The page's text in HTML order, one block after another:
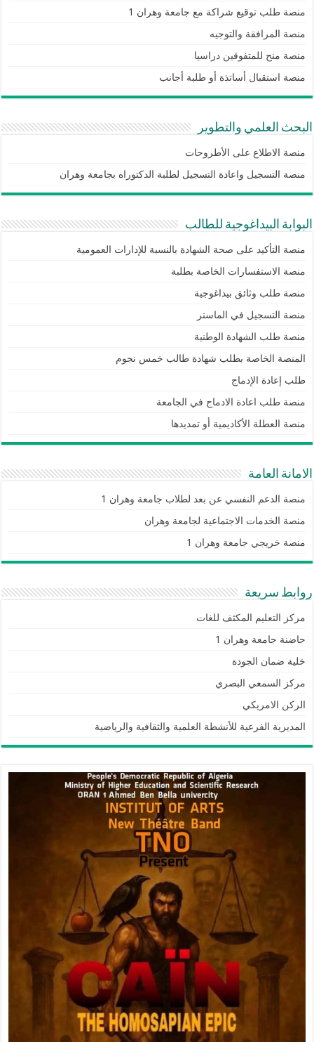
منصة طلب توقيع شراكة مع جامعة وهران 1
منصة المرافقة والتوجيه
منصة منح للمتفوقين دراسيا
منصة استقبال أساتذة أو طلبة أجانب
البحث العلمي والتطوير
منصة الاطلاع على الأطروحات
منصة التسجيل واعادة التسجيل لطلبة الدكتوراه بجامعة وهران
البوابة البيداغوجية للطالب
منصة التأكيد على صحة الشهادة بالنسبة للإدارات العمومية
منصة الاستفسارات الخاصة بطلبة
منصة طلب وثائق بيداغوجية
منصة التسجيل في الماستر
منصة طلب الشهادة الوطنية
المنصة الخاصة بطلب شهادة طالب خمس نجوم
طلب إعادة الإدماج
منصة طلب اعادة الادماج في الجامعة
منصة العطلة الأكاديمية أو تمديدها
الامانة العامة
منصة الدعم النفسي عن بعد لطلاب جامعة وهران 1
منصة الخدمات الاجتماعية لجامعة وهران
منصة خريجي جامعة وهران 1
روابط سريعة
مركز التعليم المكثف للغات
حاضنة جامعة وهران 1
خلية ضمان الجودة
مركز السمعي البصري
الركن الامريكي
المديرية الفرعية للأنشطة العلمية والثقافية والرياضية